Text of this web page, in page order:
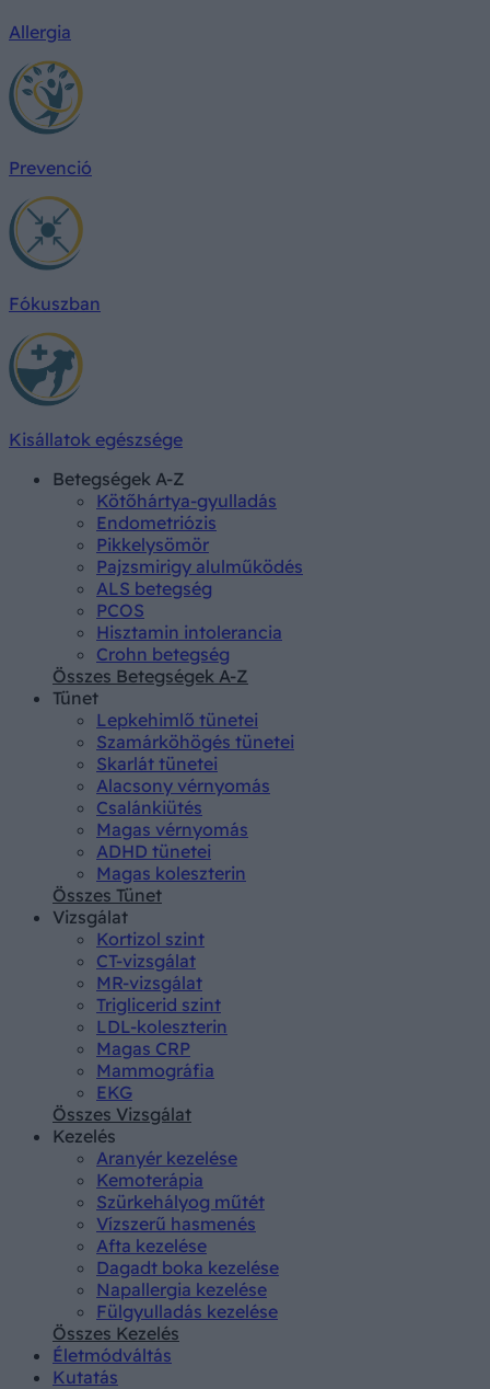
Allergia
Prevenció
Fókuszban
Kisállatok egészsége
Betegségek A-Z
Kötőhártya-gyulladás
Endometriózis
Pikkelysömör
Pajzsmirigy alulműködés
ALS betegség
PCOS
Hisztamin intolerancia
Crohn betegség
Összes Betegségek A-Z
Tünet
Lepkehimlő tünetei
Szamárköhögés tünetei
Skarlát tünetei
Alacsony vérnyomás
Csalánkiütés
Magas vérnyomás
ADHD tünetei
Magas koleszterin
Összes Tünet
Vizsgálat
Kortizol szint
CT-vizsgálat
MR-vizsgálat
Triglicerid szint
LDL-koleszterin
Magas CRP
Mammográfia
EKG
Összes Vizsgálat
Kezelés
Aranyér kezelése
Kemoterápia
Szürkehályog műtét
Vízszerű hasmenés
Afta kezelése
Dagadt boka kezelése
Napallergia kezelése
Fülgyulladás kezelése
Összes Kezelés
Életmódváltás
Kutatás